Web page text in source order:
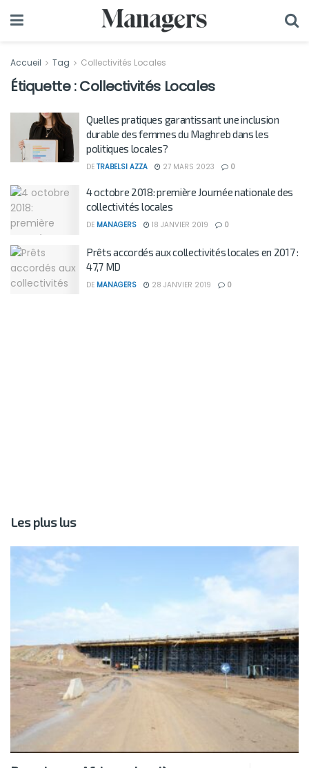
Accueil Tag Collectivités Locales
Étiquette :Collectivités Locales
Quelles pratiques garantissant une inclusion
durable des femmes du Maghreb dans les
politiques locales?
DE TRABELSI AZZA 27 MARS 2023 0
4 octobre 2018: première Journée nationale des
collectivités locales
DE MANAGERS 18 JANVIER 2019 0
Prêts accordés aux collectivités locales en 2017 :
47,7 MD
DE MANAGERS 28 JANVIER 2019 0
Les plus lus